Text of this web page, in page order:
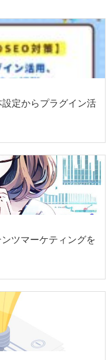
設定からプラグイン活
ツマーケティングを